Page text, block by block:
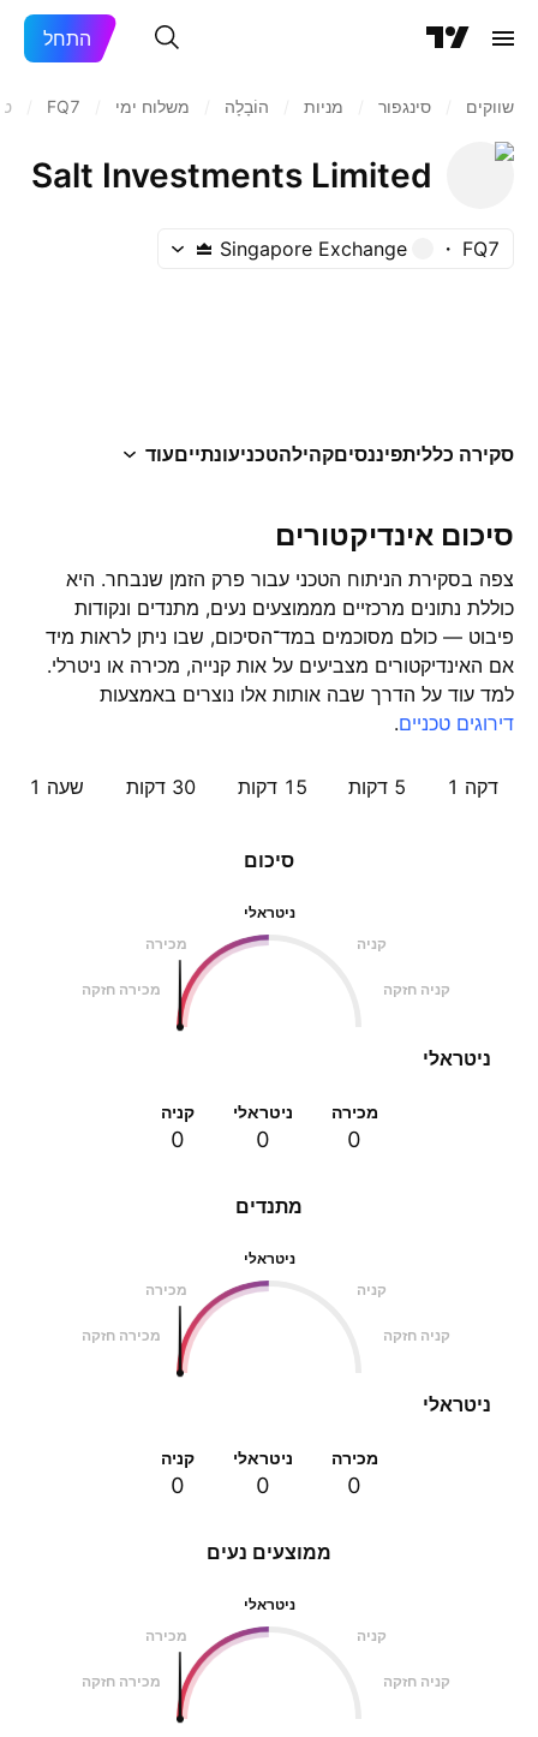
התחל
שווקים סינגפור מניות‏ הוֹבָלָה משלוח ימי FQ7
Salt Investments Limited
FQ7
Singapore Exchange
סקירה כלליתפיננסיםקהילהטכניעונתייםעוד
סיכום אינדיקטורים
צפה בסקירת הניתוח הטכני עבור פרק הזמן שנבחר. היא
כוללת נתונים מרכזיים מממוצעים נעים, מתנדים ונקודות
פיבוט — כולם מסוכמים במד־הסיכום, שבו ניתן לראות מיד
אם האינדיקטורים מצביעים על אות קנייה, מכירה או ניטרלי.
למד עוד על הדרך שבה אותות אלו נוצרים באמצעות
דירוגים טכניים.
דקה 1 5 דקות 15 דקות 30 דקות שעה ‎1‎
מתנדים
ניטראלי
מכירה
קניה
מכירה חזקה קניה חזקה
ניטראלי
מכירה
0
ניטראלי
0
קניה
0
סיכום
ניטראלי
מכירה
קניה
מכירה חזקה קניה חזקה
ניטראלי
מכירה
0
ניטראלי
0
קניה
0
ממוצעים נעים
ניטראלי
מכירה
קניה
מכירה חזקה קניה חזקה